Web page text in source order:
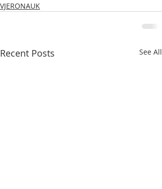
VJERONAUK
Recent Posts See All